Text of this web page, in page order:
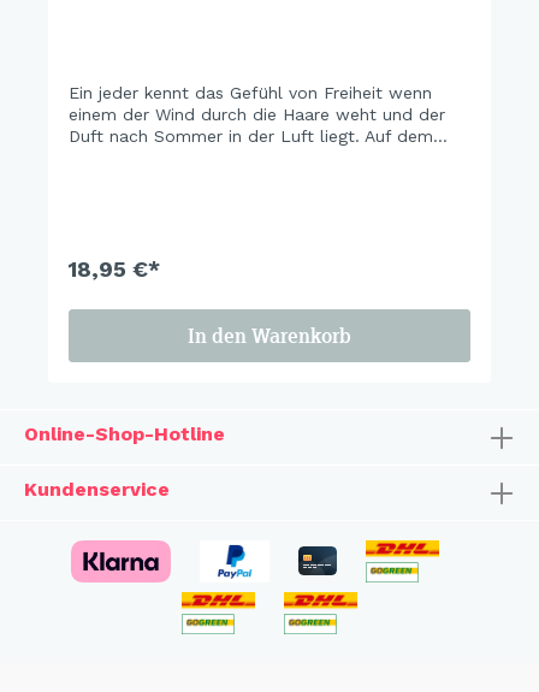
Ein jeder kennt das Gefühl von Freiheit wenn
einem der Wind durch die Haare weht und der
Duft nach Sommer in der Luft liegt. Auf dem
18,95 €*
In den Warenkorb
Online-Shop-Hotline
Kundenservice